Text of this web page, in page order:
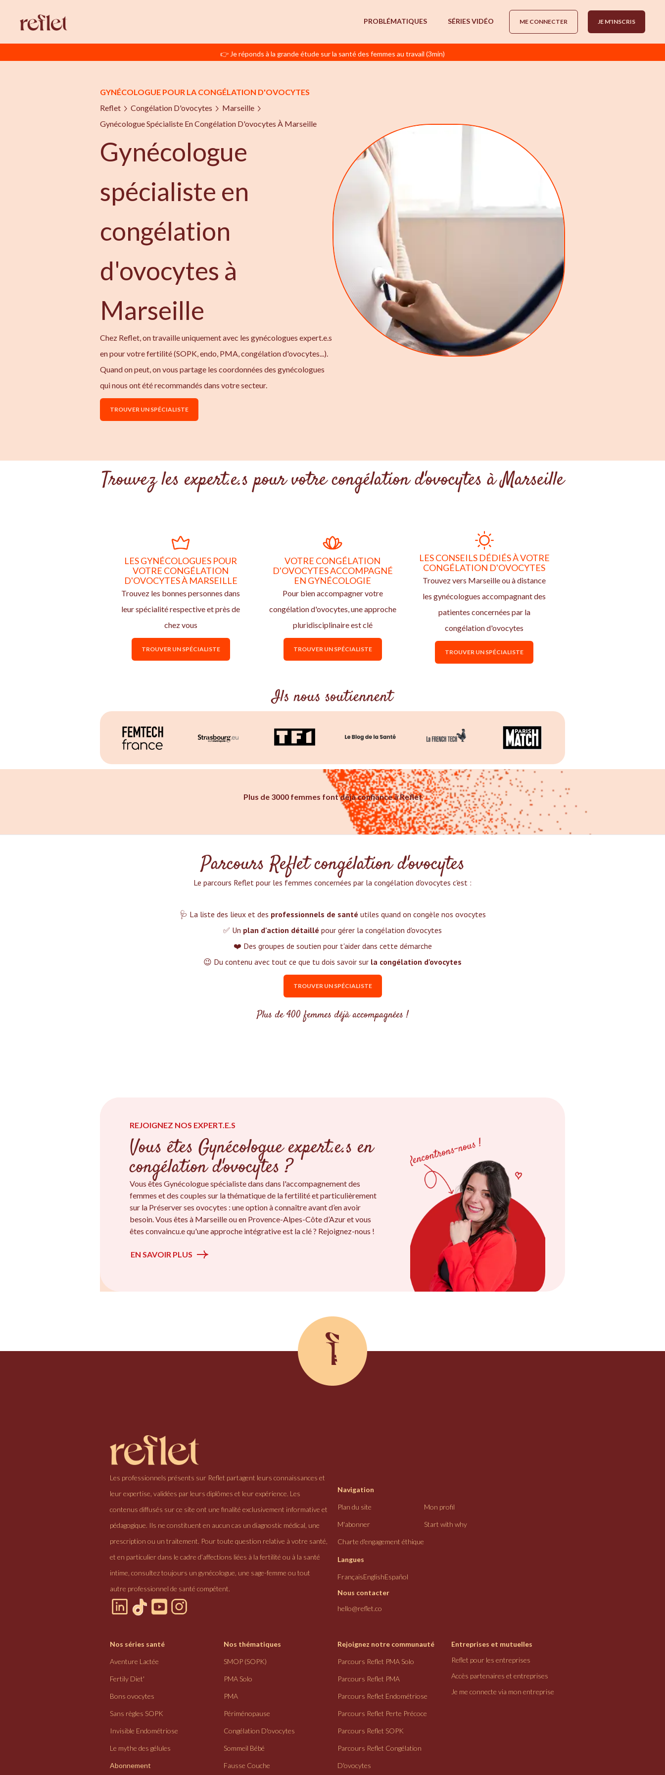
PROBLÉMATIQUES SÉRIES VIDÉO ME CONNECTER JE M'INSCRIS
👉 Je réponds à la grande étude sur la santé des femmes au travail (3min)
GYNÉCOLOGUE POUR LA CONGÉLATION D'OVOCYTES
Reflet
Congélation D'ovocytes
Marseille
Gynécologue Spécialiste En Congélation D'ovocytes À Marseille
Gynécologue
spécialiste en
congélation
d'ovocytes à
Marseille
Chez Reflet, on travaille uniquement avec les gynécologues expert.e.s
en pour votre fertilité (SOPK, endo, PMA, congélation d'ovocytes...).
Quand on peut, on vous partage les coordonnées des gynécologues
qui nous ont été recommandés dans votre secteur.
TROUVER UN SPÉCIALISTE
Trouvez les expert.e.s pour votre congélation d'ovocytes à Marseille
LES GYNÉCOLOGUES POUR
VOTRE CONGÉLATION
D'OVOCYTES À MARSEILLE
Trouvez les bonnes personnes dans
leur spécialité respective et près de
chez vous
TROUVER UN SPÉCIALISTE
VOTRE CONGÉLATION
D'OVOCYTES ACCOMPAGNÉ
EN GYNÉCOLOGIE
Pour bien accompagner votre
congélation d'ovocytes, une approche
pluridisciplinaire est clé
TROUVER UN SPÉCIALISTE
LES CONSEILS DÉDIÉS À VOTRE
CONGÉLATION D'OVOCYTES
Trouvez vers Marseille ou à distance
les gynécologues accompagnant des
patientes concernées par la
congélation d'ovocytes
TROUVER UN SPÉCIALISTE
Ils nous soutiennent
Plus de 3000 femmes font déjà confiance à Reflet
Parcours Reflet congélation d'ovocytes
Le parcours Reflet pour les femmes concernées par la congélation d'ovocytes c'est :‍
🩺 La liste des lieux et des professionnels de santé utiles quand on congèle nos ovocytes
✅ Un plan d'action détaillé pour gérer la congélation d'ovocytes
❤️ Des groupes de soutien pour t'aider dans cette démarche
😉 Du contenu avec tout ce que tu dois savoir sur la congélation d'ovocytes
TROUVER UN SPÉCIALISTE
Plus de 400 femmes déjà accompagnées !
REJOIGNEZ NOS EXPERT.E.S
Vous êtes Gynécologue expert.e.s en
congélation d'ovocytes ?
Vous êtes Gynécologue spécialiste dans dans l'accompagnement des
femmes et des couples sur la thématique de la fertilité et particulièrement
sur la Préserver ses ovocytes : une option à connaître avant d’en avoir
besoin. Vous êtes à Marseille ou en Provence-Alpes-Côte d’Azur et vous
êtes convaincu.e qu'une approche intégrative est la clé ? Rejoignez-nous !
EN SAVOIR PLUS
Les professionnels présents sur Reflet partagent leurs connaissances et
leur expertise, validées par leurs diplômes et leur expérience. Les
contenus diffusés sur ce site ont une finalité exclusivement informative et
pédagogique. Ils ne constituent en aucun cas un diagnostic médical, une
prescription ou un traitement. Pour toute question relative à votre santé,
et en particulier dans le cadre d’affections liées à la fertilité ou à la santé
intime, consultez toujours un gynécologue, une sage-femme ou tout
autre professionnel de santé compétent.
Navigation
Plan du site Mon profil
M'abonner Start with why
Charte d'engagement éthique
Langues
FrançaisEnglishEspañol
Nous contacter
hello@reflet.co
Nos séries santé
Aventure Lactée
Fertily Diet'
Bons ovocytes
Sans règles SOPK
Invisible Endométriose
Le mythe des gélules
Abonnement
Nos thématiques
SMOP (SOPK)
PMA Solo
PMA
Périménopause
Congélation D'ovocytes
Sommeil Bébé
Fausse Couche
Rejoignez notre communauté
Parcours Reflet PMA Solo
Parcours Reflet PMA
Parcours Reflet Endométriose
Parcours Reflet Perte Précoce
Parcours Reflet SOPK
Parcours Reflet Congélation
D'ovocytes
Entreprises et mutuelles
Reflet pour les entreprises
Accès partenaires et entreprises
Je me connecte via mon entreprise